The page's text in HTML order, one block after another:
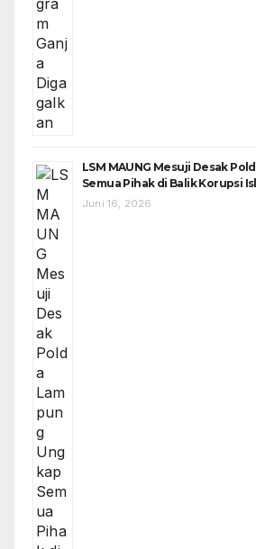
LSM MAUNG Mesuji Desak
Semua Pihak di Balik Korupsi
Juni 16, 2026